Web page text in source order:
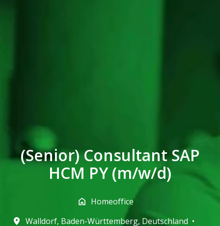
(Senior) Consultant SAP
HCM PY (m/w/d)
Homeoffice
Walldorf, Baden-Württemberg, Deutschland •